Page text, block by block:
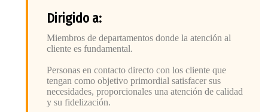
Dirigido a:
Miembros de departamentos donde la atención al
cliente es fundamental.
Personas en contacto directo con los cliente que
tengan como objetivo primordial satisfacer sus
necesidades, proporcionales una atención de calidad
y su fidelización.